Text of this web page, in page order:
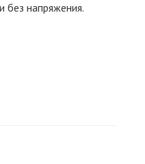
без напряжения.